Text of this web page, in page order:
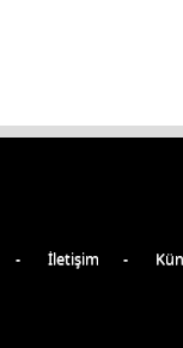
İletişim